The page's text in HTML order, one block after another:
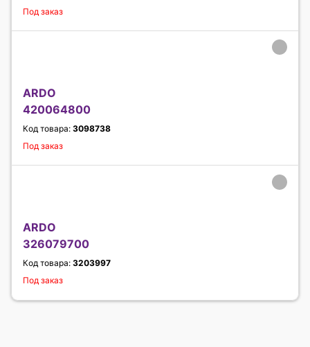
Под заказ
ARDO
420064800
Код товара: 3098738
Под заказ
ARDO
326079700
Код товара: 3203997
Под заказ